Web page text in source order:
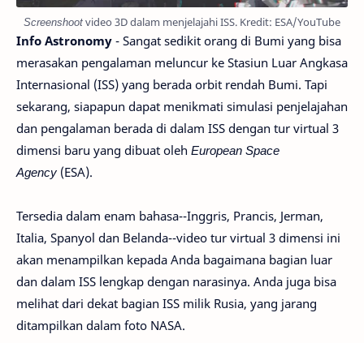
Screenshootvideo 3D dalam menjelajahi ISS. Kredit: ESA/YouTube
Info Astronomy - Sangat sedikit orang di Bumi yang bisa
merasakan pengalaman meluncur ke Stasiun Luar Angkasa
Internasional (ISS) yang berada orbit rendah Bumi. Tapi
sekarang, siapapun dapat menikmati simulasi penjelajahan
dan pengalaman berada di dalam ISS dengan tur virtual 3
dimensi baru yang dibuat oleh European Space
Agency (ESA).
Tersedia dalam enam bahasa--Inggris, Prancis, Jerman,
Italia, Spanyol dan Belanda--video tur virtual 3 dimensi ini
akan menampilkan kepada Anda bagaimana bagian luar
dan dalam ISS lengkap dengan narasinya. Anda juga bisa
melihat dari dekat bagian ISS milik Rusia, yang jarang
ditampilkan dalam foto NASA.